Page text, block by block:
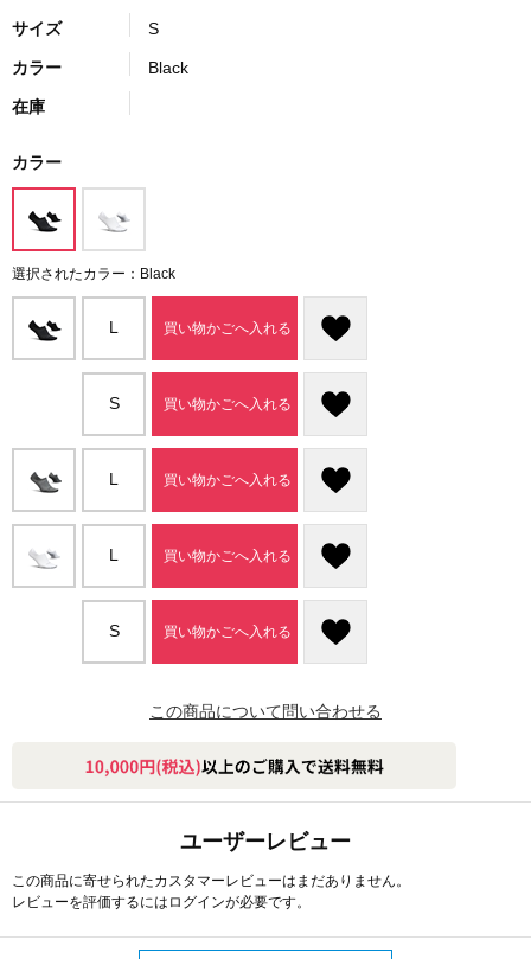
サイズ S
カラー Black
在庫
カラー
選択されたカラー：Black
L 買い物かごへ入れる
S 買い物かごへ入れる
L 買い物かごへ入れる
L 買い物かごへ入れる
S 買い物かごへ入れる
この商品について問い合わせる
ユーザーレビュー
この商品に寄せられたカスタマーレビューはまだありません。
レビューを評価するには ログインが必要です。